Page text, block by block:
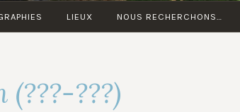
LIEUX NOUS RECHERCHONS…
???)